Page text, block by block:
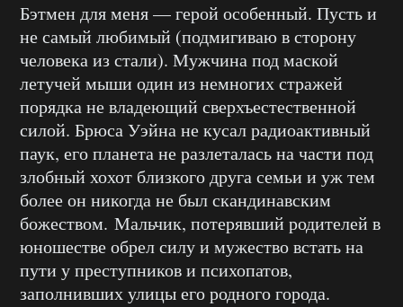
Бэтмен для меня — герой особенный. Пусть и
не самый любимый (подмигиваю в сторону
человека из стали). Мужчина под маской
летучей мыши один из немногих стражей
порядка не владеющий сверхъестественной
силой. Брюса Уэйна не кусал радиоактивный
паук, его планета не разлеталась на части под
злобный хохот близкого друга семьи и уж тем
более он никогда не был скандинавским
божеством. Мальчик, потерявший родителей в
юношестве обрел силу и мужество встать на
пути у преступников и психопатов,
заполнивших улицы его родного города.